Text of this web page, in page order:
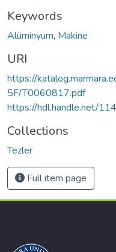
Keywords
Alüminyum, Makine
URI
https://
5F/T0060817.pdf
https://hdl.handle.net/
Collections
Tezler
Full item page